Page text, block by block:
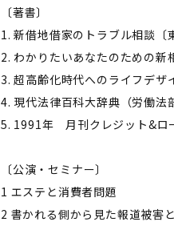
〔著書〕
1. 新借地借家のトラブル相談〔
2. わかりたいあなたのための新
3. 超高齢化時代へのライフデザ
4. 現代法律百科大辞典（労働法
5. 1991年 月刊クレジット&ロ
〔公演・セミナー〕
1 エステと消費者問題
2 書かれる側から見た報道被害